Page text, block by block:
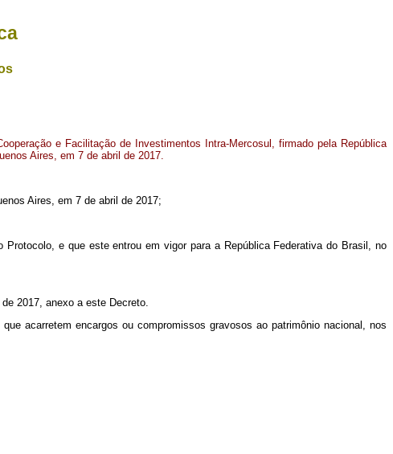
e Facilitação de Investimentos Intra-Mercosul, firmado pela República
Aires, em 7 de abril de 2017.
Aires, em 7 de abril de 2017;
e que este entrou em vigor para a República Federativa do Brasil, no
2017, anexo a este Decreto.
acarretem encargos ou compromissos gravosos ao patrimônio nacional, nos